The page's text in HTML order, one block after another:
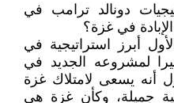
دونالد ترامب في
في غزة؟
أبرز استراتيجية في
لمشروعه الجديد في
أنه يسعى لامتلاك غزة
جميلة، وكأن غزة هي